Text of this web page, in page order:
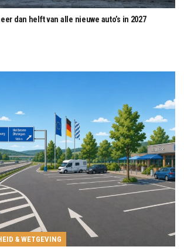
dan helft van alle nieuwe auto’s in 2027
& WETGEVING